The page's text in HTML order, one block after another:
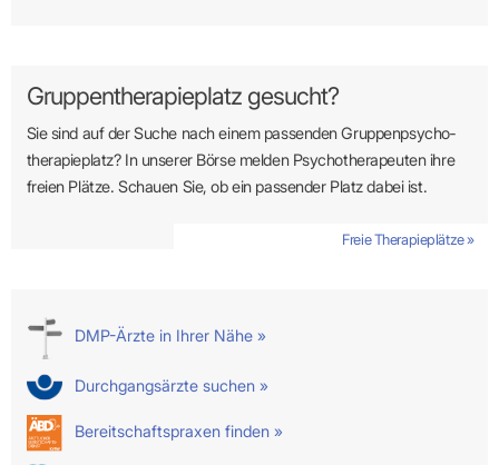
Gruppentherapieplatz gesucht?
Sie sind auf der Suche nach einem passenden Gruppen­psycho­
therapie­platz? In unserer Börse melden Psycho­­thera­­peuten ihre
freien Plätze. Schauen Sie, ob ein passender Platz dabei ist.
Freie Therapieplätze »
DMP-Ärzte in Ihrer Nähe »
Durchgangsärzte suchen »
Bereitschaftspraxen finden »